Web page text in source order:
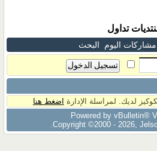
تداول
مشاركات اليوم البحث
لديك. لمراسلة الإدارة اضغط هنا
Powered by vBulletin®
Copyright ©2000 - 2026,